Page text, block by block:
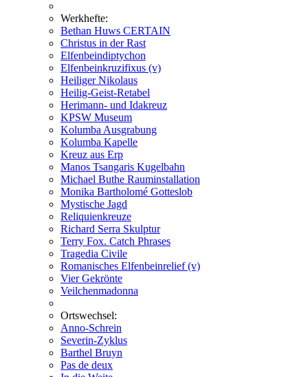
Werkhefte:
Bethan Huws CERTAIN
Christus in der Rast
Elfenbeindiptychon
Elfenbeinkruzifixus (v)
Heiliger Nikolaus
Heilig-Geist-Retabel
Herimann- und Idakreuz
KPSW Museum
Kolumba Ausgrabung
Kolumba Kapelle
Kreuz aus Erp
Manos Tsangaris Kugelbahn
Michael Buthe Rauminstallation
Monika Bartholomé Gotteslob
Mystische Jagd
Reliquienkreuze
Richard Serra Skulptur
Terry Fox. Catch Phrases
Tragedia Civile
Romanisches Elfenbeinrelief (v)
Vier Gekrönte
Veilchenmadonna
Ortswechsel:
Anno-Schrein
Severin-Zyklus
Barthel Bruyn
Pas de deux